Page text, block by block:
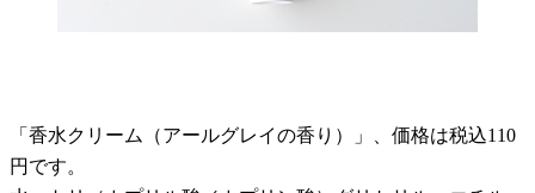
「香水クリーム（アールグレイの香り）」、価格は税込110
円です。